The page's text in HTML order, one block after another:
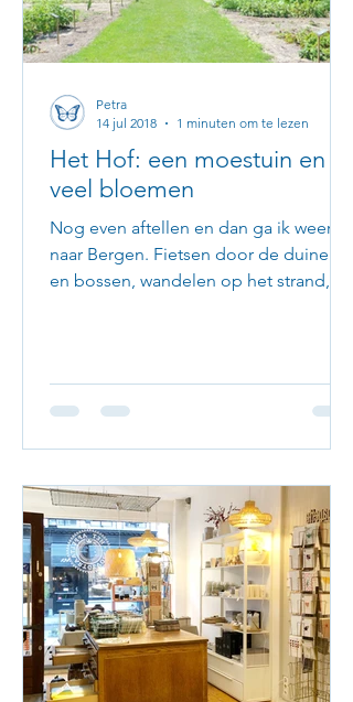
Het Hof: een moestuin en
veel bloemen
Nog even aftellen en dan ga ik weer
naar Bergen. Fietsen door de duinen
en bossen, wandelen op het strand, de
Petra
14 jul 2018
1 minuten om te lezen